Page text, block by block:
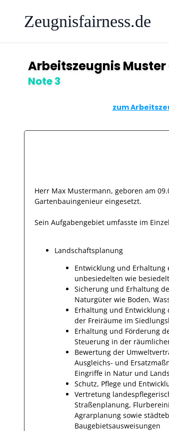
Zeugnisfairness.de
Arbeitszeugnis
Note 3
zum
Herr Max Mustermann, geboren am
Gartenbauingenieur eingesetzt.
Sein Aufgabengebiet umfasste im
Landschaftsplanung
Entwicklung und
unbesiedelten wie
Sicherung und Erhaltung
Naturgüter wie Boden,
Erhaltung und
der Freiräume im
Erhaltung und Förderung
Steuerung in der
Bewertung der
Ausgleichs- und
Eingriffe in Natur und
Schutz, Pflege und
Vertretung
Straßenplanung,
Agrarplanung sowie
Baugebietsausweisungen